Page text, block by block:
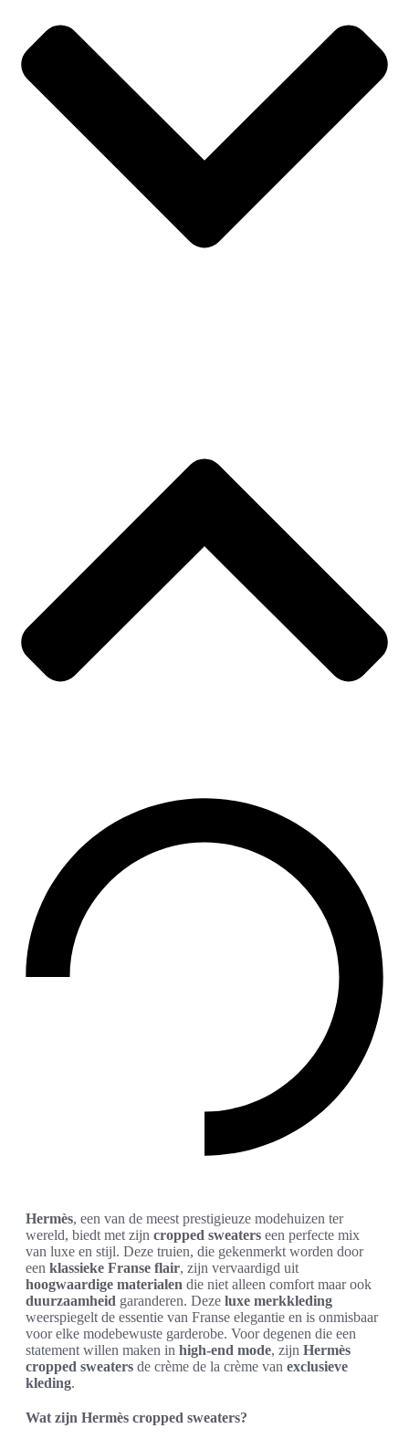
Hermès, een van de meest prestigieuze modehuizen ter
wereld, biedt met zijn cropped sweaters een perfecte mix
van luxe en stijl. Deze truien, die gekenmerkt worden door
een klassieke Franse flair, zijn vervaardigd uit
hoogwaardige materialen die niet alleen comfort maar ook
duurzaamheid garanderen. Deze luxe merkkleding
weerspiegelt de essentie van Franse elegantie en is onmisbaar
voor elke modebewuste garderobe. Voor degenen die een
statement willen maken in high-end mode, zijn Hermès
cropped sweaters de crème de la crème van exclusieve
kleding.
Wat zijn Hermès cropped sweaters?